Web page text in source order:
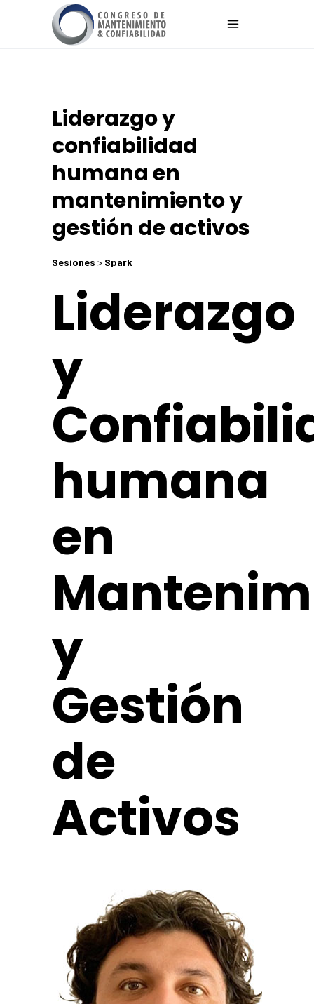
Liderazgo y
confiabilidad
humana en
mantenimiento y
gestión de activos
Sesiones > Spark
Liderazgo
y
humana
en
y
Gestión
de
Activos